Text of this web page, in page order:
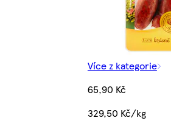
Více z kategorie
65,90 Kč
329,50 Kč/kg